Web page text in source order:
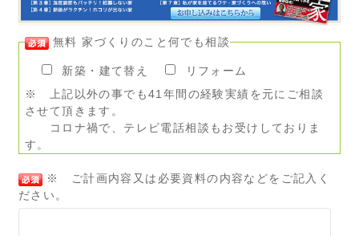
無料 家づくりのこと何でも相談
新築・建て替え
リフォーム
※ 上記以外の事でも41年間の経験実績を元にご相談
させて頂きます。
コロナ禍で、テレビ電話相談もお受けしておりま
す。
※ ご計画内容又は必要資料の内容などをご記入く
ださい。